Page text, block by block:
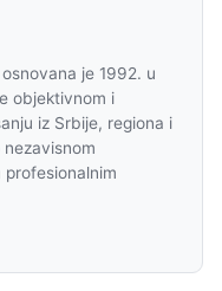
je 1992. u
objektivnom i
iz Srbije, regiona i